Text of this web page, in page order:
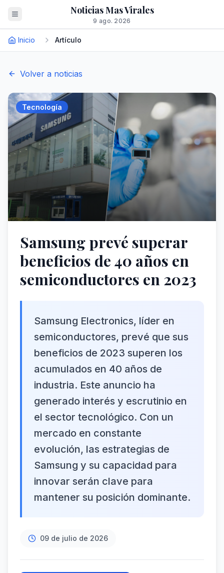
Noticias Mas Virales
9 ago. 2026
Inicio Artículo
Volver a noticias
Tecnología
Samsung prevé superar
beneficios de 40 años en
semiconductores en 2023
Samsung Electronics, líder en
semiconductores, prevé que sus
beneficios de 2023 superen los
acumulados en 40 años de
industria. Este anuncio ha
generado interés y escrutinio en
el sector tecnológico. Con un
mercado en constante
evolución, las estrategias de
Samsung y su capacidad para
innovar serán clave para
mantener su posición dominante.
09 de julio de 2026